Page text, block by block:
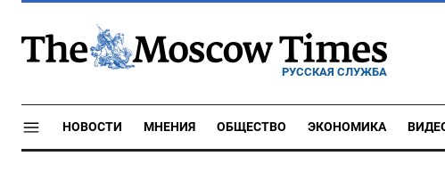
РУССКАЯ СЛУЖБА
НОВОСТИ МНЕНИЯ ОБЩЕСТВО ЭКОНОМИКА